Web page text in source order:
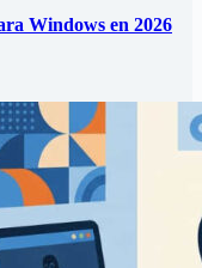
Windows en 2026